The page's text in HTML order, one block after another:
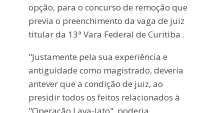
opção, para o concurso de remoção que
previa o preenchimento da vaga de juiz
titular da 13ª Vara Federal de Curitiba .
"Justamente pela sua experiência e
antiguidade como magistrado, deveria
antever que a condição de juiz, ao
presidir todos os feitos relacionados à
"Operação Lava-Jato", poderia